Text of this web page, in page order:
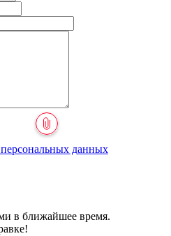
персональных данных
в ближайшее время.